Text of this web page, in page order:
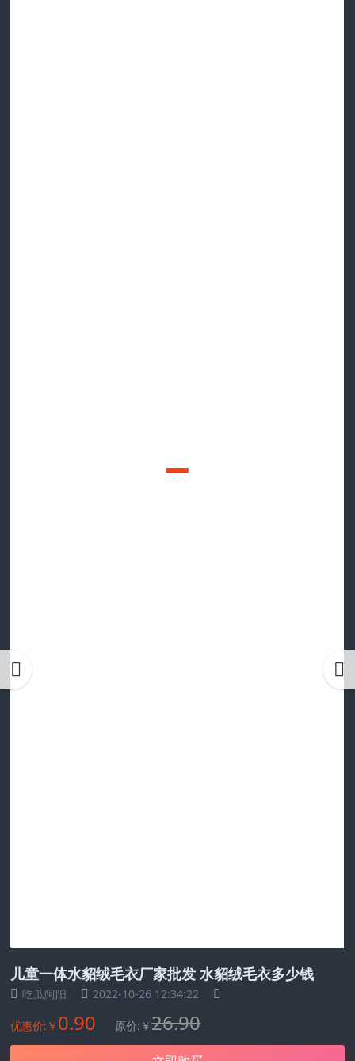
儿童一体水貂绒毛衣厂家批发 水貂绒毛衣多少钱
吃瓜阿阳 2022-10-26 12:34:22
优惠价:￥ 0.90 原价:￥26.90